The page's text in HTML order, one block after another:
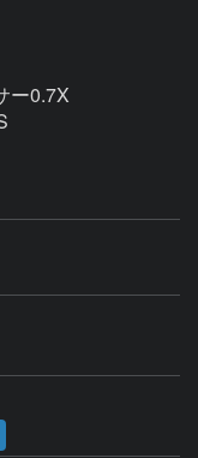
ー0.7X